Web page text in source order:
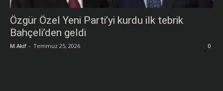
Özgür Özel Yeni Parti’yi kurdu ilk tebrik
Bahçeli’den geldi
M.Akif - Temmuz 25, 2026 0